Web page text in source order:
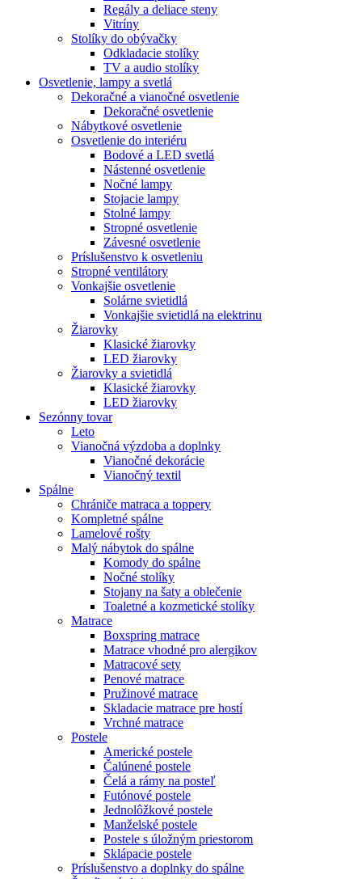
Regály a deliace steny
Vitríny
Stolíky do obývačky
Odkladacie stolíky
TV a audio stolíky
Osvetlenie, lampy a svetlá
Dekoračné a vianočné osvetlenie
Dekoračné osvetlenie
Nábytkové osvetlenie
Osvetlenie do interiéru
Bodové a LED svetlá
Nástenné osvetlenie
Nočné lampy
Stojacie lampy
Stolné lampy
Stropné osvetlenie
Závesné osvetlenie
Príslušenstvo k osvetleniu
Stropné ventilátory
Vonkajšie osvetlenie
Solárne svietidlá
Vonkajšie svietidlá na elektrinu
Žiarovky
Klasické žiarovky
LED žiarovky
Žiarovky a svietidlá
Klasické žiarovky
LED žiarovky
Sezónny tovar
Leto
Vianočná výzdoba a doplnky
Vianočné dekorácie
Vianočný textil
Spálne
Chrániče matraca a toppery
Kompletné spálne
Lamelové rošty
Malý nábytok do spálne
Komody do spálne
Nočné stolíky
Stojany na šaty a oblečenie
Toaletné a kozmetické stolíky
Matrace
Boxspring matrace
Matrace vhodné pro alergikov
Matracové sety
Penové matrace
Pružinové matrace
Skladacie matrace pre hostí
Vrchné matrace
Postele
Americké postele
Čalúnené postele
Čelá a rámy na posteľ
Futónové postele
Jednolôžkové postele
Manželské postele
Postele s úložným priestorom
Sklápacie postele
Príslušenstvo a doplnky do spálne